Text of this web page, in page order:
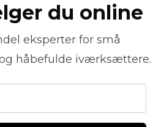
du online
eksperter for små
håbefulde iværksættere.